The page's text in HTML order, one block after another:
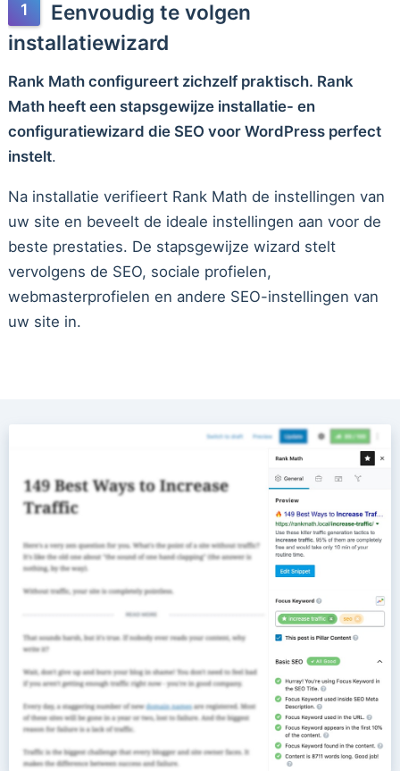
Eenvoudig te volgen
installatiewizard
Rank Math configureert zichzelf praktisch. Rank
Math heeft een stapsgewijze installatie- en
configuratiewizard die SEO voor WordPress perfect
instelt.
Na installatie verifieert Rank Math de instellingen van
uw site en beveelt de ideale instellingen aan voor de
beste prestaties. De stapsgewijze wizard stelt
vervolgens de SEO, sociale profielen,
webmasterprofielen en andere SEO-instellingen van
uw site in.